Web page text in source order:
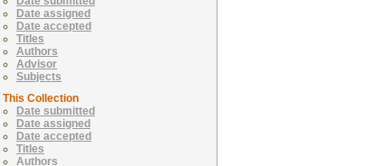
Date assigned
Date accepted
Titles
Authors
Advisor
Subjects
This Collection
Date submitted
Date assigned
Date accepted
Titles
Authors